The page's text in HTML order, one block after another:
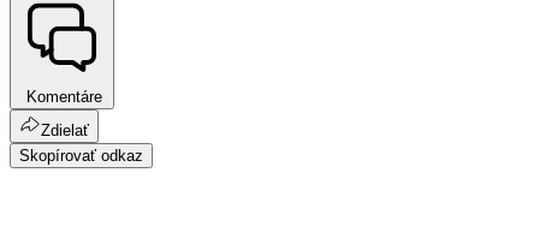
Komentáre
Zdielať
Skopírovať odkaz